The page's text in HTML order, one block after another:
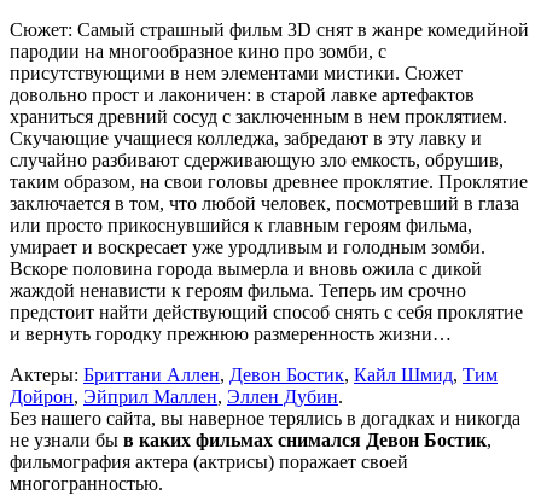
Сюжет: Самый страшный фильм 3D снят в жанре комедийной
пародии на многообразное кино про зомби, с
присутствующими в нем элементами мистики. Сюжет
довольно прост и лаконичен: в старой лавке артефактов
храниться древний сосуд с заключенным в нем проклятием.
Скучающие учащиеся колледжа, забредают в эту лавку и
случайно разбивают сдерживающую зло емкость, обрушив,
таким образом, на свои головы древнее проклятие. Проклятие
заключается в том, что любой человек, посмотревший в глаза
или просто прикоснувшийся к главным героям фильма,
умирает и воскресает уже уродливым и голодным зомби.
Вскоре половина города вымерла и вновь ожила с дикой
жаждой ненависти к героям фильма. Теперь им срочно
предстоит найти действующий способ снять с себя проклятие
и вернуть городку прежнюю размеренность жизни…
Актеры: Бриттани Аллен, Девон Бостик, Кайл Шмид, Тим
Дойрон, Эйприл Маллен, Эллен Дубин.
Без нашего сайта, вы наверное терялись в догадках и никогда
не узнали бы в каких фильмах снимался Девон Бостик,
фильмография актера (актрисы) поражает своей
многогранностью.